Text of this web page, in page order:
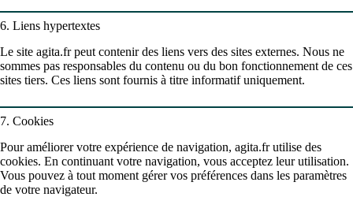
6. Liens hypertextes
Le site agita.fr peut contenir des liens vers des sites externes. Nous ne
sommes pas responsables du contenu ou du bon fonctionnement de ces
sites tiers. Ces liens sont fournis à titre informatif uniquement.
7. Cookies
Pour améliorer votre expérience de navigation, agita.fr utilise des
cookies. En continuant votre navigation, vous acceptez leur utilisation.
Vous pouvez à tout moment gérer vos préférences dans les paramètres
de votre navigateur.